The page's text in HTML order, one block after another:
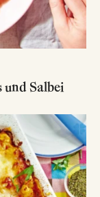
Salbei